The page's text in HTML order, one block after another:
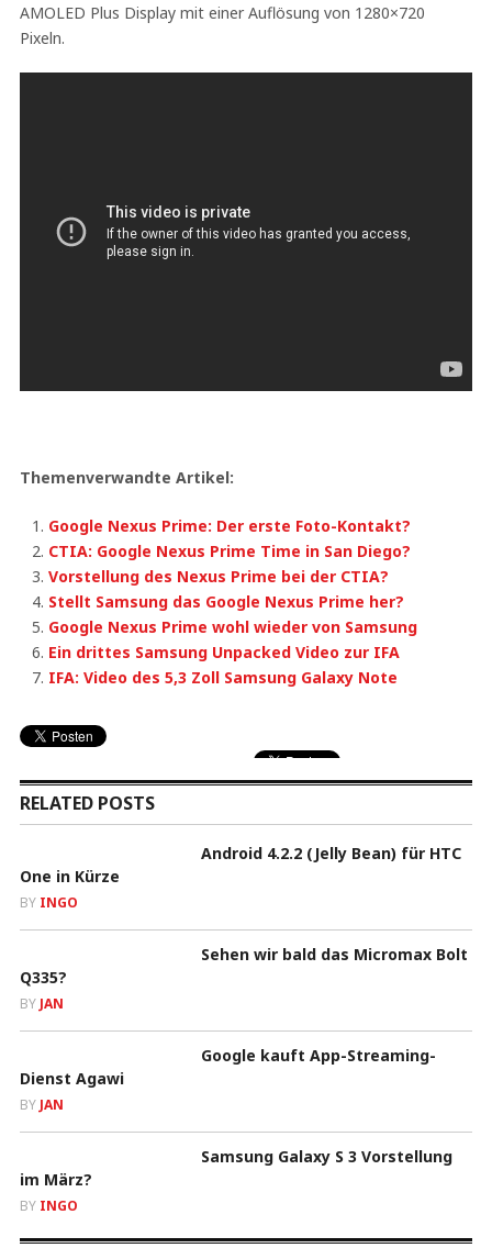
AMOLED Plus Display mit einer Auflösung von 1280×720
Pixeln.
Themenverwandte Artikel:
Google Nexus Prime: Der erste Foto-Kontakt?
CTIA: Google Nexus Prime Time in San Diego?
Vorstellung des Nexus Prime bei der CTIA?
Stellt Samsung das Google Nexus Prime her?
Google Nexus Prime wohl wieder von Samsung
Ein drittes Samsung Unpacked Video zur IFA
IFA: Video des 5,3 Zoll Samsung Galaxy Note
RELATED POSTS
Android 4.2.2 (Jelly Bean) für HTC
One in Kürze
BY INGO
Sehen wir bald das Micromax Bolt
Q335?
BY JAN
Google kauft App-Streaming-
Dienst Agawi
BY JAN
Samsung Galaxy S 3 Vorstellung
im März?
BY INGO